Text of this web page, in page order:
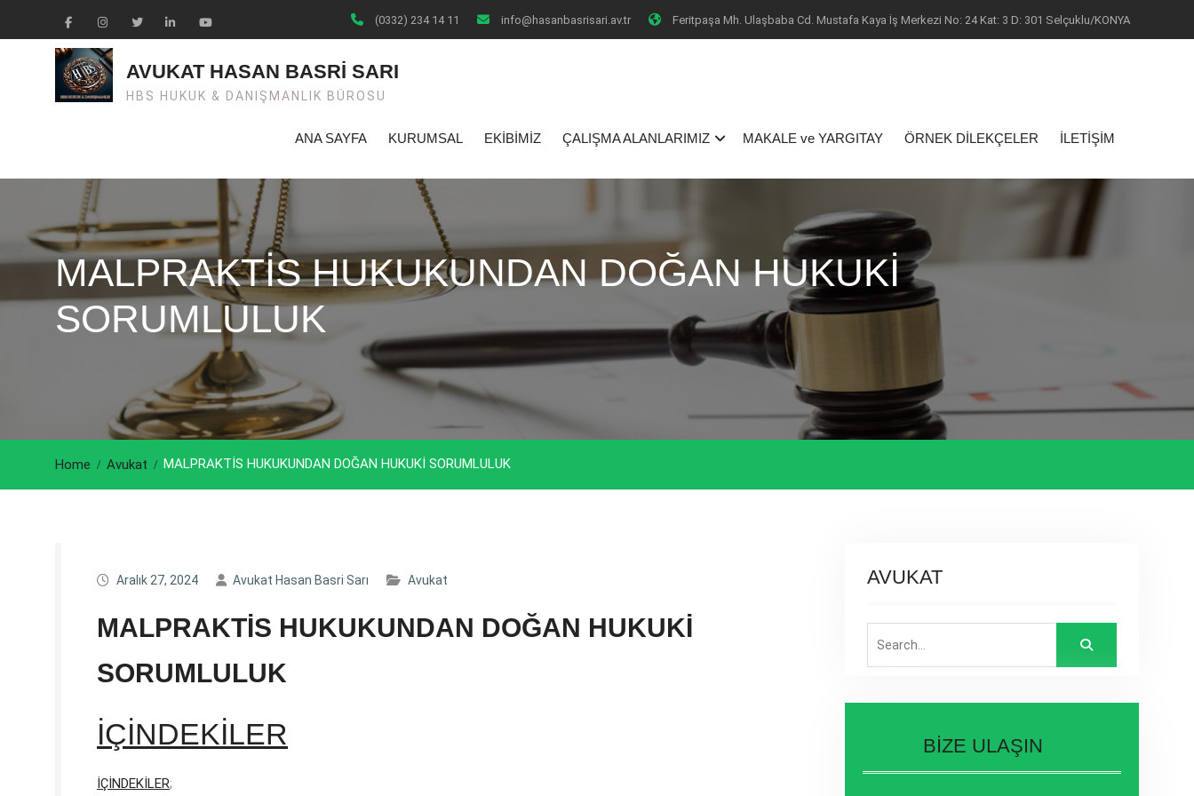
(0332) 234 14 11 info@hasanbasrisari.av.tr Feritpaşa Mh. Ulaşbaba Cd. Mustafa Kaya İş Merkezi No: 24 Kat: 3 D: 301 Selçuklu/KONYA
FacebookInstagramTwiter LinkedinYoutube
AVUKAT HASAN BASRİ SARI
HBS HUKUK & DANIŞMANLIK BÜROSU
ANA SAYFA KURUMSAL EKİBİMİZ ÇALIŞMA ALANLARIMIZ MAKALE ve YARGITAY ÖRNEK DİLEKÇELER İLETİŞİM
MALPRAKTİS HUKUKUNDAN DOĞAN HUKUKİ
SORUMLULUK
Home Avukat MALPRAKTİS HUKUKUNDAN DOĞAN HUKUKİ SORUMLULUK
Aralık 27, 2024 Avukat Hasan Basri Sarı Avukat
MALPRAKTİS HUKUKUNDAN DOĞAN HUKUKİ
SORUMLULUK
İÇİNDEKİLER
İÇİNDEKİLER;
AVUKAT
for:
BİZE ULAŞIN